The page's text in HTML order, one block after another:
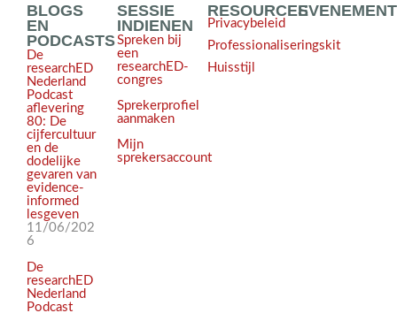
BLOGS
EN
PODCASTS
De
researchED
Nederland
Podcast
aflevering
80: De
cijfercultuur
en de
dodelijke
gevaren van
evidence-
informed
lesgeven
11/06/202
6
De
researchED
Nederland
Podcast
SESSIE
INDIENEN
Spreken bij
een
researchED-
congres
Sprekerprofiel
aanmaken
Mijn
sprekersaccount
RESOURCES
Privacybeleid
Professionaliseringskit
Huisstijl